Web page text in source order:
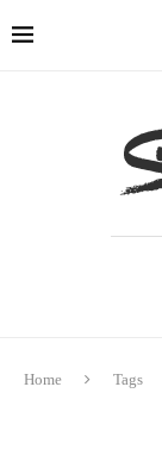
Home Tags